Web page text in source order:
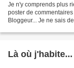
Je n'y comprends plus
poster de
Bloggeur... Je ne sais
Là où